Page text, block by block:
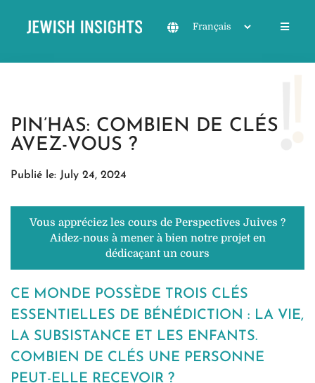
PIN’HAS: COMBIEN DE CLÉS
AVEZ-VOUS ?
Publié le: July 24, 2024
Vous appréciez les cours de Perspectives Juives ?
Aidez-nous à mener à bien notre projet en
dédicaçant un cours
CE MONDE POSSÈDE TROIS CLÉS
ESSENTIELLES DE BÉNÉDICTION : LA VIE,
LA SUBSISTANCE ET LES ENFANTS.
COMBIEN DE CLÉS UNE PERSONNE
PEUT-ELLE RECEVOIR ?